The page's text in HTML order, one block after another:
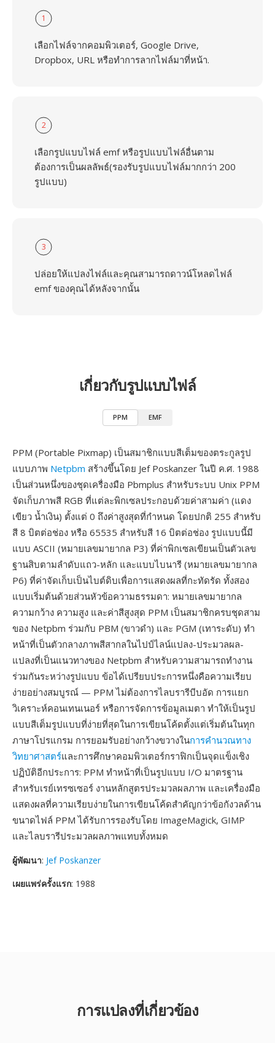
1
เลือกไฟล์จากคอมพิวเตอร์, Google Drive,
Dropbox, URL หรือทำการลากไฟล์มาที่หน้า.
2
เลือกรูปแบบไฟล์ emf หรือรูปแบบไฟล์อื่นตาม
ต้องการเป็นผลลัพธ์(รองรับรูปแบบไฟล์มากกว่า 200
รูปแบบ)
3
ปล่อยให้แปลงไฟล์และคุณสามารถดาวน์โหลดไฟล์
emf ของคุณได้หลังจากนั้น
เกี่ยวกับรูปแบบไฟล์
PPM EMF
PPM (Portable Pixmap) เป็นสมาชิกแบบสีเต็มของตระกูลรูป
แบบภาพ Netpbm สร้างขึ้นโดย Jef Poskanzer ในปี ค.ศ. 1988
เป็นส่วนหนึ่งของชุดเครื่องมือ Pbmplus สำหรับระบบ Unix PPM
จัดเก็บภาพสี RGB ที่แต่ละพิกเซลประกอบด้วยค่าสามค่า (แดง
เขียว น้ำเงิน) ตั้งแต่ 0 ถึงค่าสูงสุดที่กำหนด โดยปกติ 255 สำหรับ
สี 8 บิตต่อช่อง หรือ 65535 สำหรับสี 16 บิตต่อช่อง รูปแบบนี้มี
แบบ ASCII (หมายเลขมายากล P3) ที่ค่าพิกเซลเขียนเป็นตัวเลข
ฐานสิบตามลำดับแถว-หลัก และแบบไบนารี (หมายเลขมายากล
P6) ที่ค่าจัดเก็บเป็นไบต์ดิบเพื่อการแสดงผลที่กะทัดรัด ทั้งสอง
แบบเริ่มต้นด้วยส่วนหัวข้อความธรรมดา: หมายเลขมายากล
ความกว้าง ความสูง และค่าสีสูงสุด PPM เป็นสมาชิกครบชุดสาม
ของ Netpbm ร่วมกับ PBM (ขาวดำ) และ PGM (เทาระดับ) ทำ
หน้าที่เป็นตัวกลางภาพสีสากลในไปป์ไลน์แปลง-ประมวลผล-
แปลงที่เป็นแนวทางของ Netpbm สำหรับความสามารถทำงาน
ร่วมกันระหว่างรูปแบบ ข้อได้เปรียบประการหนึ่งคือความเรียบ
ง่ายอย่างสมบูรณ์ — PPM ไม่ต้องการไลบรารีบีบอัด การแยก
วิเคราะห์คอนเทนเนอร์ หรือการจัดการข้อมูลเมตา ทำให้เป็นรูป
แบบสีเต็มรูปแบบที่ง่ายที่สุดในการเขียนโค้ดตั้งแต่เริ่มต้นในทุก
ภาษาโปรแกรม การยอมรับอย่างกว้างขวางในการคำนวณทาง
วิทยาศาสตร์และการศึกษาคอมพิวเตอร์กราฟิกเป็นจุดแข็งเชิง
ปฏิบัติอีกประการ: PPM ทำหน้าที่เป็นรูปแบบ I/O มาตรฐาน
สำหรับเรย์เทรซเซอร์ งานหลักสูตรประมวลผลภาพ และเครื่องมือ
แสดงผลที่ความเรียบง่ายในการเขียนโค้ดสำคัญกว่าข้อกังวลด้าน
ขนาดไฟล์ PPM ได้รับการรองรับโดย ImageMagick, GIMP
และไลบรารีประมวลผลภาพแทบทั้งหมด
ผู้พัฒนา: Jef Poskanzer
เผยแพร่ครั้งแรก: 1988
การแปลงที่เกี่ยวข้อง